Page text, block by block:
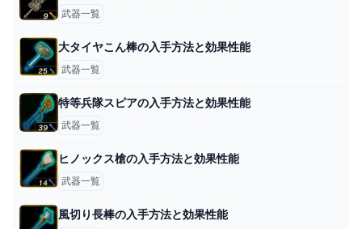
武器一覧
大タイヤこん棒の入手方法と効果性能
武器一覧
特等兵隊スピアの入手方法と効果性能
武器一覧
ヒノックス槍の入手方法と効果性能
武器一覧
風切り長棒の入手方法と効果性能